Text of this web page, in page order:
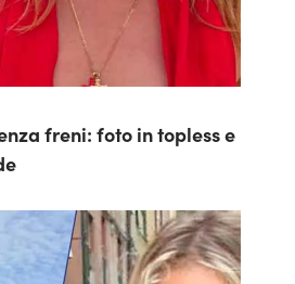
freni: foto in topless e